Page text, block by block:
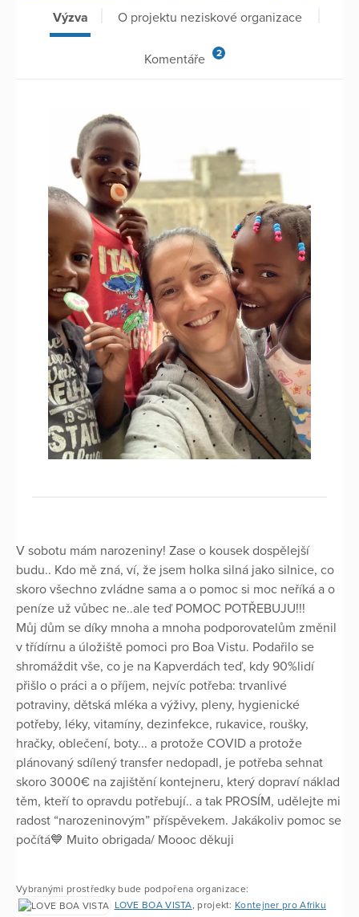
Výzva O projektu neziskové organizace
Komentáře 2
V sobotu mám narozeniny! Zase o kousek dospělejší
budu.. Kdo mě zná, ví, že jsem holka silná jako silnice, co
skoro všechno zvládne sama a o pomoc si moc neříká a o
peníze už vůbec ne..ale teď POMOC POTŘEBUJU!!!
Můj dům se díky mnoha a mnoha podporovatelům změnil
v třídírnu a úložiště pomoci pro Boa Vistu. Podařilo se
shromáždit vše, co je na Kapverdách teď, kdy 90%lidí
přišlo o práci a o příjem, nejvíc potřeba: trvanlivé
potraviny, dětská mléka a výživy, pleny, hygienické
potřeby, léky, vitamíny, dezinfekce, rukavice, roušky,
hračky, oblečení, boty... a protože COVID a protože
plánovaný sdílený transfer nedopadl, je potřeba sehnat
skoro 3000€ na zajištění kontejneru, který dopraví náklad
těm, kteří to opravdu potřebují.. a tak PROSÍM, udělejte mi
radost “narozeninovým” příspěvekem. Jakákoliv pomoc se
počítá💙 Muito obrigada/ Moooc děkuji
Vybranými prostředky bude podpořena organizace:
LOVE BOA VISTA, projekt: Kontejner pro Afriku